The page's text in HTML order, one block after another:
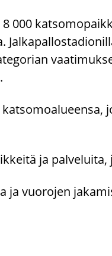
000
ja
ja vuo­ro­jen